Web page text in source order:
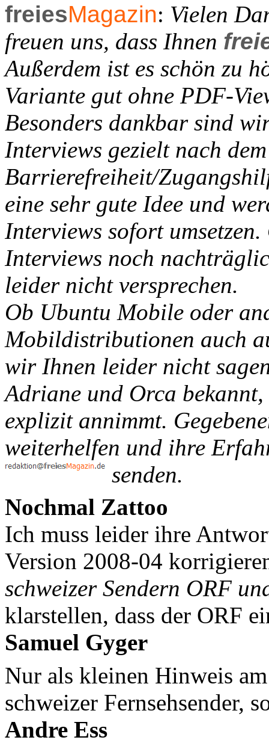
freiesMagazin: Vielen
freuen uns, dass Ihnen
Außerdem ist es schön zu
Variante gut ohne PDF-
Besonders dankbar sind
Interviews gezielt nach
Barrierefreiheit/
eine sehr gute Idee und
Interviews sofort
Interviews noch
leider nicht versprechen.
Ob Ubuntu Mobile oder
Mobildistributionen auch
wir Ihnen leider nicht
Adriane und Orca bekannt,
explizit annimmt.
weiterhelfen und ihre
senden.
Nochmal Zattoo
Ich muss leider ihre
Version 2008-04
schweizer Sendern ORF
klarstellen, dass der ORF
Samuel Gyger
Nur als kleinen Hinweis
schweizer Fernsehsender,
Andre Ess